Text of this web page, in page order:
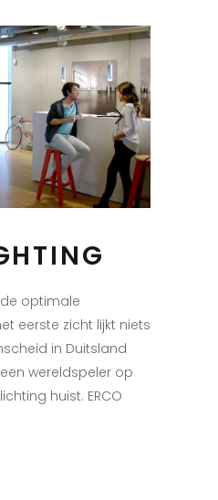
optimale
eerste zicht lijkt niets
in Duitsland
wereldspeler op
huist. ERCO